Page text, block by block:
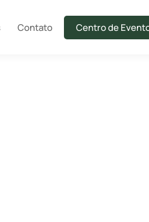
Contato Centro de